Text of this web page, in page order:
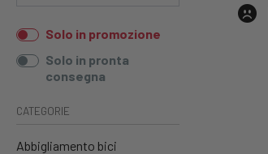
Solo in promozione
Solo in pronta
consegna
CATEGORIE
Abbigliamento bici